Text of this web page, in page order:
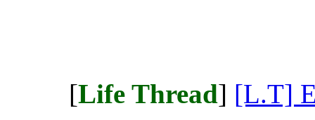
[Life Thread] [L.T]